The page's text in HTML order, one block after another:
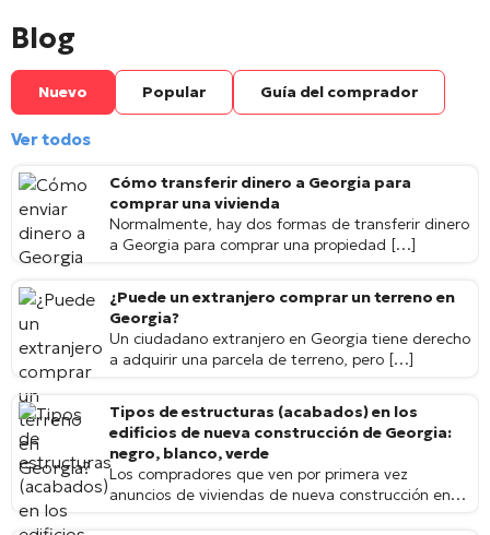
Blog
Nuevo Popular Guía del comprador
Ver todos
Cómo transferir dinero a Georgia para
comprar una vivienda
Normalmente, hay dos formas de transferir dinero
a Georgia para comprar una propiedad […]
¿Puede un extranjero comprar un terreno en
Georgia?
Un ciudadano extranjero en Georgia tiene derecho
a adquirir una parcela de terreno, pero […]
Tipos de estructuras (acabados) en los
edificios de nueva construcción de Georgia:
negro, blanco, verde
Los compradores que ven por primera vez
anuncios de viviendas de nueva construcción en